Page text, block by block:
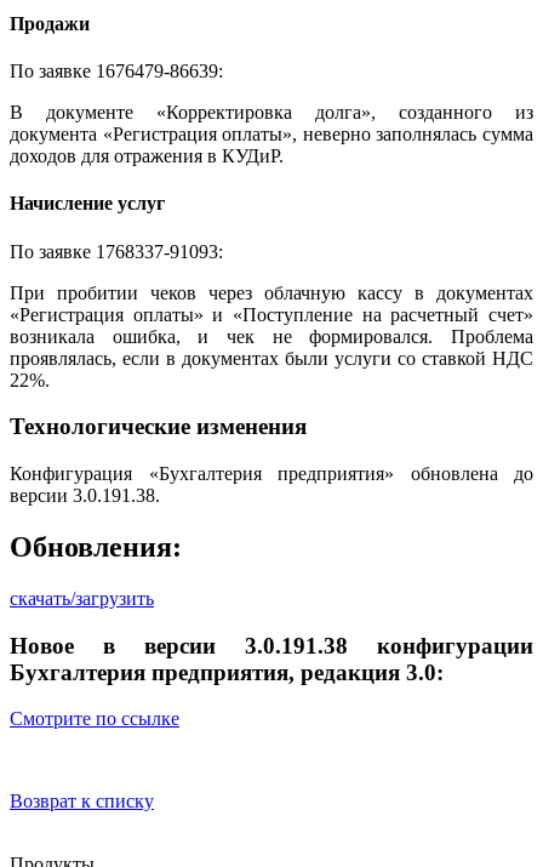
Продажи
По заявке 1676479-86639:
В документе «Корректировка долга», созданного из
документа «Регистрация оплаты», неверно заполнялась сумма
доходов для отражения в КУДиР.
Начисление услуг
По заявке 1768337-91093:
При пробитии чеков через облачную кассу в документах
«Регистрация оплаты» и «Поступление на расчетный счет»
возникала ошибка, и чек не формировался. Проблема
проявлялась, если в документах были услуги со ставкой НДС
22%.
Технологические изменения
Конфигурация «Бухгалтерия предприятия» обновлена до
версии 3.0.191.38.
Обновления:
скачать/загрузить
Новое в версии 3.0.191.38 конфигурации
Бухгалтерия предприятия, редакция 3.0:
Смотрите по ссылке
Возврат к списку